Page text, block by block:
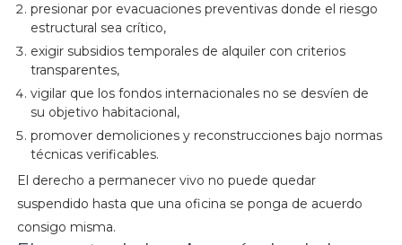
presionar por evacuaciones preventivas donde el riesgo
estructural sea crítico,
exigir subsidios temporales de alquiler con criterios
transparentes,
vigilar que los fondos internacionales no se desvíen de
su objetivo habitacional,
promover demoliciones y reconstrucciones bajo normas
técnicas verificables.
El derecho a permanecer vivo no puede quedar
suspendido hasta que una oficina se ponga de acuerdo
consigo misma.